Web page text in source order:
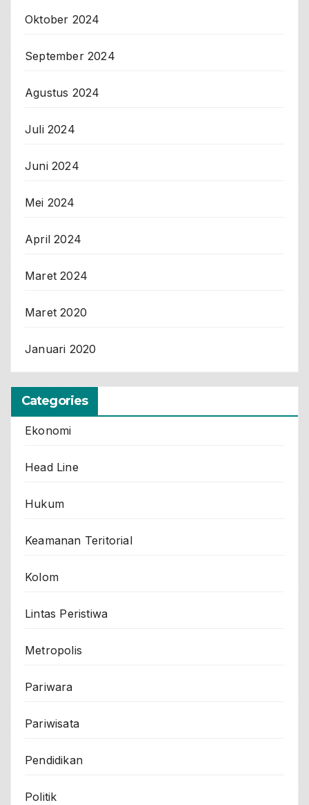
Oktober 2024
September 2024
Agustus 2024
Juli 2024
Juni 2024
Mei 2024
April 2024
Maret 2024
Maret 2020
Januari 2020
Categories
Ekonomi
Head Line
Hukum
Keamanan Teritorial
Kolom
Lintas Peristiwa
Metropolis
Pariwara
Pariwisata
Pendidikan
Politik